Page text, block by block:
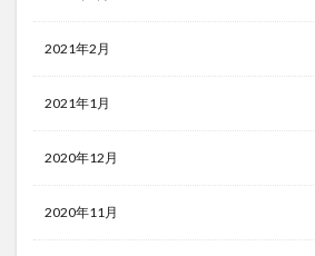
2021年2月
2021年1月
2020年12月
2020年11月